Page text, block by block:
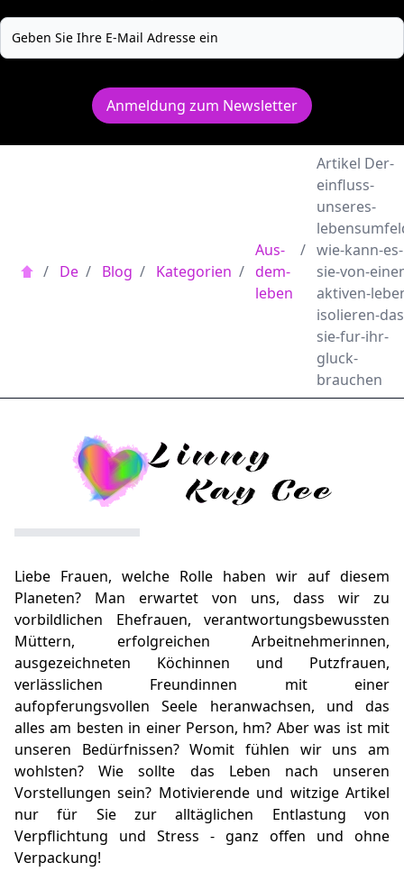
Anmeldung zum Newsletter
/ De / Blog / Kategorien /
Aus-
dem-
leben
/
Artikel Der-
einfluss-
unseres-
wie-kann-es-
sie-von-
aktiven-
isolieren-
sie-fur-ihr-
gluck-
brauchen
Liebe Frauen, welche Rolle haben wir auf diesem
Planeten? Man erwartet von uns, dass wir zu
vorbildlichen Ehefrauen, verantwortungsbewussten
Müttern, erfolgreichen Arbeitnehmerinnen,
ausgezeichneten Köchinnen und Putzfrauen,
verlässlichen Freundinnen mit einer
aufopferungsvollen Seele heranwachsen, und das
alles am besten in einer Person, hm? Aber was ist mit
unseren Bedürfnissen? Womit fühlen wir uns am
wohlsten? Wie sollte das Leben nach unseren
Vorstellungen sein? Motivierende und witzige Artikel
nur für Sie zur alltäglichen Entlastung von
Verpflichtung und Stress - ganz offen und ohne
Verpackung!